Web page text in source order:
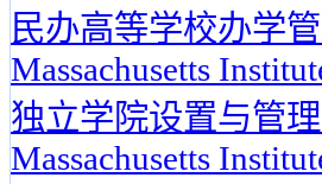
民办高等学校办学
Massachusetts
独立学院设置与管
Massachusetts